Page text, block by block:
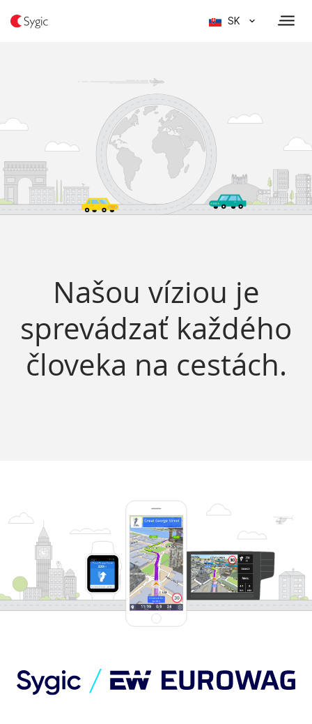
SK
Našou víziou je
sprevádzať každého
človeka na cestách.